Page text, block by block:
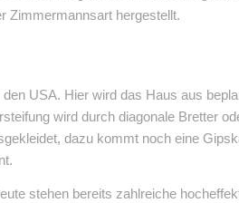
Zimmermannsart hergestellt.
USA. Hier wird das Haus aus
wird durch diagonale Bretter
dazu kommt noch eine
stehen bereits zahlreiche